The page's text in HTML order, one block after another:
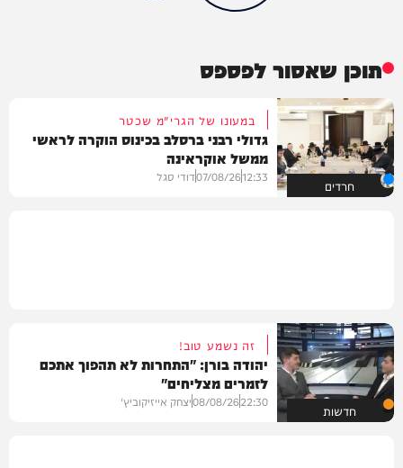
תוכן שאסור לפספס
חרדים
במעונו של הגרי"מ שכטר
גדולי רבני ברסלב בכינוס הוקרה לראשי
ממשל אוקראינה
12:33
07/08/26דודי סגל
חדשות
זה נשמע טוב!
יהודה בורן: "התחרות לא תהפוך אתכם
לזמרים מצליחים"
22:30
08/08/26יצחק אייזיקוביץ'